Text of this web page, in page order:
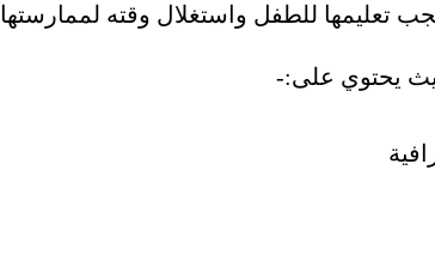
تعليمها للطفل واستغلال وقته لممارستها
يحتوي على:-